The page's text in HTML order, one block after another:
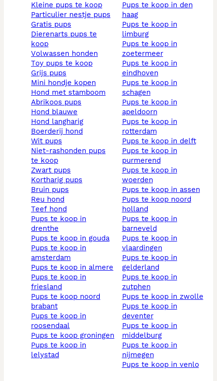
kleine pups te koop
particulier nestje pups
gratis pups
dierenarts pups te
koop
volwassen honden
toy pups te koop
grijs pups
mini hondje kopen
hond met stamboom
abrikoos pups
hond blauwe
hond langharig
boerderij hond
wit pups
niet-rashonden pups
te koop
zwart pups
kortharig pups
bruin pups
reu hond
teef hond
pups te koop in
drenthe
pups te koop in gouda
pups te koop in
amsterdam
pups te koop in almere
pups te koop in
friesland
pups te koop noord
brabant
pups te koop in
roosendaal
pups te koop groningen
pups te koop in
lelystad
pups te koop in den
haag
pups te koop in
limburg
pups te koop in
zoetermeer
pups te koop in
eindhoven
pups te koop in
schagen
pups te koop in
apeldoorn
pups te koop in
rotterdam
pups te koop in delft
pups te koop in
purmerend
pups te koop in
woerden
pups te koop in assen
pups te koop noord
holland
pups te koop in
barneveld
pups te koop in
vlaardingen
pups te koop in
gelderland
pups te koop in
zutphen
pups te koop in zwolle
pups te koop in
deventer
pups te koop in
middelburg
pups te koop in
nijmegen
pups te koop in venlo